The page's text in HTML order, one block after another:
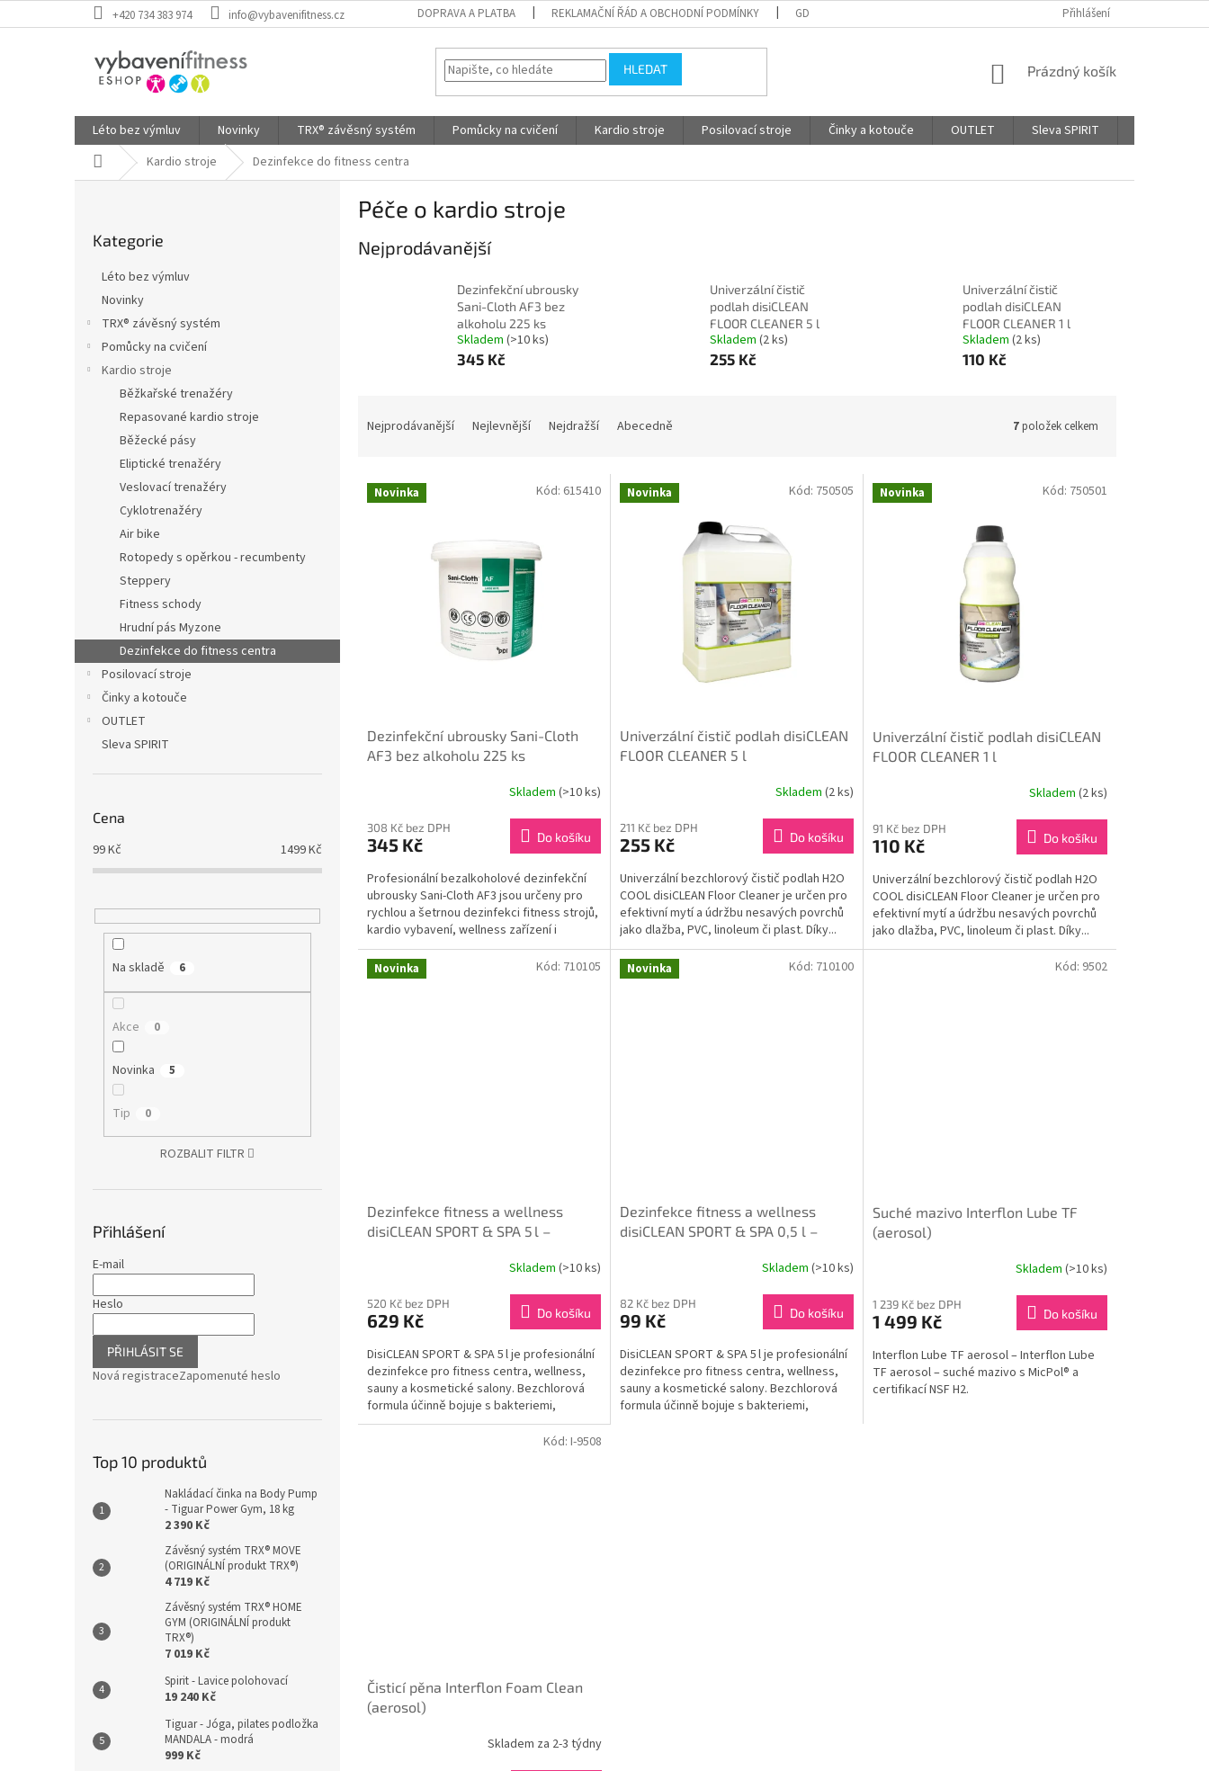
na
+420 734 383 974 info@vybavenifitness.cz DOPRAVA A PLATBA REKLAMAČNÍ ŘÁD A OBCHODNÍ PODMÍNKY GDPR - PODMÍNKY OCHRANY OSOBNÍCH ÚDAJŮ AFFILIATE PROGRAM
Přihlášení
HLEDAT
NÁKUPNÍ
Prázdný košík
Léto bez výmluv Novinky TRX® závěsný systém Pomůcky na cvičení Kardio stroje Posilovací stroje Činky a kotouče OUTLET Sleva SPIRIT
Domů Kardio stroje Dezinfekce do fitness centra
kategorie
Kategorie
Léto bez výmluv
Novinky
TRX® závěsný systém
Pomůcky na cvičení
Kardio stroje
Běžkařské trenažéry
Repasované kardio stroje
Běžecké pásy
Eliptické trenažéry
Veslovací trenažéry
Cyklotrenažéry
Air bike
Rotopedy s opěrkou - recumbenty
Steppery
Fitness schody
Hrudní pás Myzone
Dezinfekce do fitness centra
Posilovací stroje
Činky a kotouče
OUTLET
Sleva SPIRIT
Cena
99Kč 1499Kč
Na skladě 6
Akce 0
Novinka 5
Tip 0
ROZBALIT FILTR
Přihlášení
E-mail
Heslo
PŘIHLÁSIT SE
Nová registraceZapomenuté heslo
Top 10 produktů
Nakládací činka na Body Pump
- Tiguar Power Gym, 18 kg
2 390 Kč
Závěsný systém TRX® MOVE
(ORIGINÁLNÍ produkt TRX®)
4 719 Kč
Závěsný systém TRX® HOME
GYM (ORIGINÁLNÍ produkt
TRX®)
7 019 Kč
Spirit - Lavice polohovací
19 240 Kč
Tiguar - Jóga, pilates podložka
MANDALA - modrá
999 Kč
Péče o kardio stroje
Nejprodávanější
Dezinfekční ubrousky
Sani-Cloth AF3 bez
alkoholu 225 ks
Skladem (>10 ks)
345 Kč
Univerzální čistič
podlah disiCLEAN
FLOOR CLEANER 5 l
Skladem (2 ks)
255 Kč
Univerzální čistič
podlah disiCLEAN
FLOOR CLEANER 1 l
Skladem (2 ks)
110 Kč
n
Nejprodávanější Nejlevnější Nejdražší Abecedně 7položek celkem
V Novinka
Dezinfekční ubrousky Sani-Cloth
AF3 bez alkoholu 225 ks
Skladem (>10 ks)
308 Kč bez DPH
345 Kč Do košíku
Profesionální bezalkoholové dezinfekční
ubrousky Sani-Cloth AF3 jsou určeny pro
rychlou a šetrnou dezinfekci fitness strojů,
kardio vybavení, wellness zařízení i
zdravotnických...
Kód: 615410 Novinka
Univerzální čistič podlah disiCLEAN
FLOOR CLEANER 5 l
Skladem (2 ks)
211 Kč bez DPH
255 Kč Do košíku
Univerzální bezchlorový čistič podlah H2O
COOL disiCLEAN Floor Cleaner je určen pro
efektivní mytí a údržbu nesavých povrchů
jako dlažba, PVC, linoleum či plast. Díky...
Kód: 750505 Novinka
Univerzální čistič podlah disiCLEAN
FLOOR CLEANER 1 l
Skladem (2 ks)
91 Kč bez DPH
110 Kč Do košíku
Univerzální bezchlorový čistič podlah H2O
COOL disiCLEAN Floor Cleaner je určen pro
efektivní mytí a údržbu nesavých povrchů
jako dlažba, PVC, linoleum či plast. Díky...
Kód: 750501
Novinka
Dezinfekce fitness a wellness
disiCLEAN SPORT & SPA 5 l –
Skladem (>10 ks)
520 Kč bez DPH
629 Kč Do košíku
DisiCLEAN SPORT & SPA 5 l je profesionální
dezinfekce pro fitness centra, wellness,
sauny a kosmetické salony. Bezchlorová
formula účinně bojuje s bakteriemi,
plísněmi a...
Kód: 710105 Novinka
Dezinfekce fitness a wellness
disiCLEAN SPORT & SPA 0,5 l –
Skladem (>10 ks)
82 Kč bez DPH
99 Kč Do košíku
DisiCLEAN SPORT & SPA 5 l je profesionální
dezinfekce pro fitness centra, wellness,
sauny a kosmetické salony. Bezchlorová
formula účinně bojuje s bakteriemi,
Kód: 710100
Suché mazivo Interflon Lube TF
(aerosol)
Skladem (>10 ks)
1 239 Kč bez DPH
1 499 Kč Do košíku
Interflon Lube TF aerosol – Interflon Lube
TF aerosol – suché mazivo s MicPol® a
certifikací NSF H2.
Kód: 9502
Čisticí pěna Interflon Foam Clean
(aerosol)
Skladem za 2-3 týdny
Kód: I-9508